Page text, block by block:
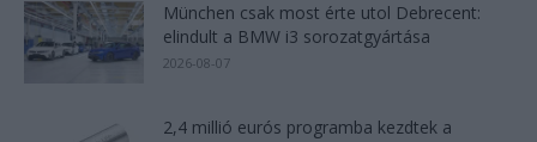
München csak most érte utol Debrecent:
elindult a BMW i3 sorozatgyártása
2026-08-07
2,4 millió eurós programba kezdtek a